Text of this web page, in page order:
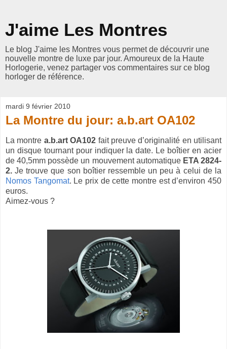
J'aime Les Montres
Le blog J'aime les Montres vous permet de découvrir une
nouvelle montre de luxe par jour. Amoureux de la Haute
Horlogerie, venez partager vos commentaires sur ce blog
horloger de référence.
mardi 9 février 2010
La Montre du jour: a.b.art OA102
La montre a.b.art OA102 fait preuve d’originalité en utilisant
un disque tournant pour indiquer la date. Le boîtier en acier
de 40,5mm possède un mouvement automatique ETA 2824-
2. Je trouve que son boîtier ressemble un peu à celui de la
Nomos Tangomat. Le prix de cette montre est d’environ 450
euros.
Aimez-vous ?